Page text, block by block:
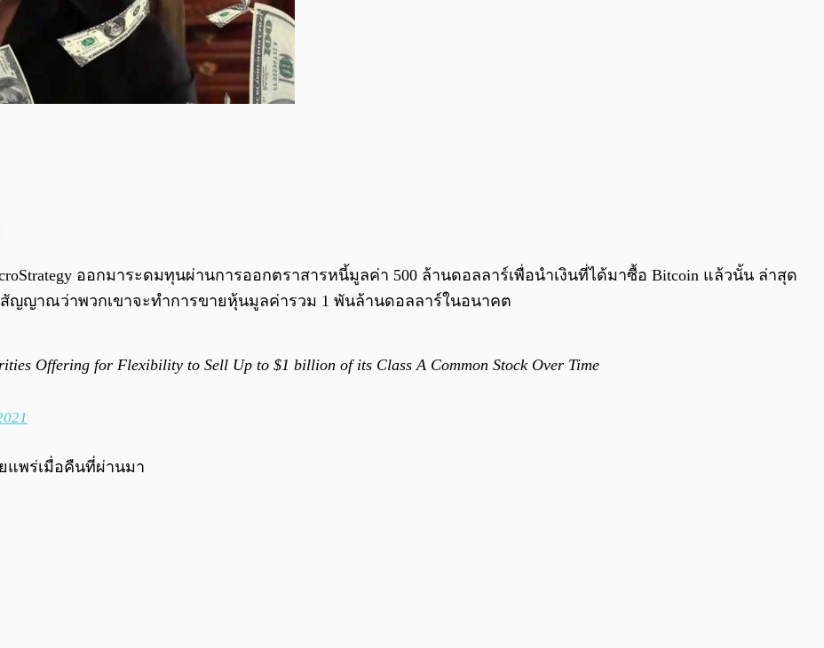
0:00/ 0:00
ออกมาระดมทุนผ่านการออกตราสารหนี้มูลค่า 500 ล้านดอลลาร์เพื่อนำเงินที่ได้มาซื้อ Bitcoin แล้วนั้น ล่าสุด
ญญาณว่าพวกเขาจะทำการขายหุ้นมูลค่ารวม 1 พันล้านดอลลาร์ในอนาคต
Offering for Flexibility to Sell Up to $1 billion of its Class A Common Stock Over Time
แพร่เมื่อคืนที่ผ่านมา